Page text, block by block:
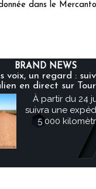
dans le
BRAND NEWS
voix, un regard :
en direct sur
À partir du 24
suivra une
5 000